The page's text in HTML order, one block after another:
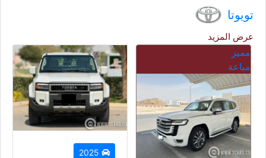
تويوتا
عرض المزيد
مميز
مباعة
2025